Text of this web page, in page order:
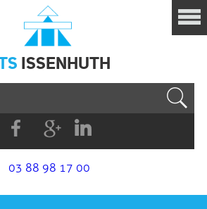
ISSENHUTH
FacebookG+
Linkedin
03 88 98 17 00